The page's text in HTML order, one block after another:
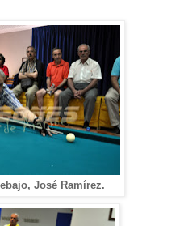
José Ramírez.